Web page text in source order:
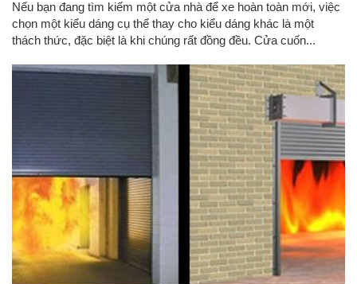
Nếu bạn đang tìm kiếm một cửa nhà để xe hoàn toàn mới, việc
chọn một kiểu dáng cụ thể thay cho kiểu dáng khác là một
thách thức, đặc biệt là khi chúng rất đồng đều. Cửa cuốn...